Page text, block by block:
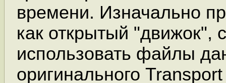
времени. Изначально
как открытый "движок",
использовать файлы
оригинального